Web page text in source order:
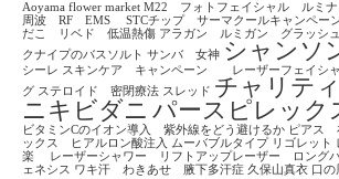
Aoyama flower market M22 フォトフェイシャル ルミナ
周波 RF EMS
STCチップ サーマクールキャンペー
だこ リベド 低温熱傷 アラガン ルミガン グラッシュ
クナイプのバスソルト サンバ 女神 シャンソ
シーレ スキンケア キャンペーン レーザーフェイシ
グ ステロイド 密閉療法 スレッド チャリティ
ニキビダニ パースピレック
ビタミンCのイオン導入 紫外線をどう避けるか ピアス
ックス ヒアルロン酸注入 ムーバブルタイプ リゴレット
楽
レーザーシャワー リフトアップレーザー ロング
ェネシス ワキ汗 わきあせ 腋下多汗症 久保山真衣 口